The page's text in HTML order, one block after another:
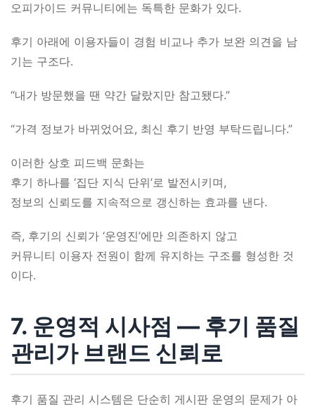
오피가이드 커뮤니티에는 독특한 문화가 있다.
후기 아래에 이용자들이 경험 비교나 추가 보완 의견을 남
기는 구조다.
“내가 방문했을 땐 약간 달랐지만 참고됐다.”
“가격 정보가 바뀌었어요, 최신 후기 반영 부탁드립니다.”
이러한 상호 피드백 문화는
후기 하나를 ‘집단 지식 단위’로 발전시키며,
정보의 신뢰도를 지속적으로 갱신하는 효과를 낸다.
즉, 후기의 신뢰가 ‘운영진’에만 의존하지 않고
커뮤니티 이용자 전원이 함께 유지하는 구조를 형성한 것
이다.
7. 운영적 시사점 ― 후기 품질
관리가 브랜드 신뢰로
후기 품질 관리 시스템은 단순히 게시판 운영의 문제가 아